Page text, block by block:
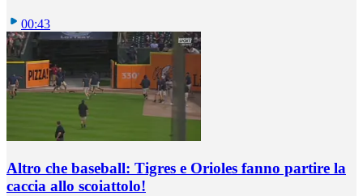
00:43
Altro che baseball: Tigres e Orioles fanno partire la
caccia allo scoiattolo!